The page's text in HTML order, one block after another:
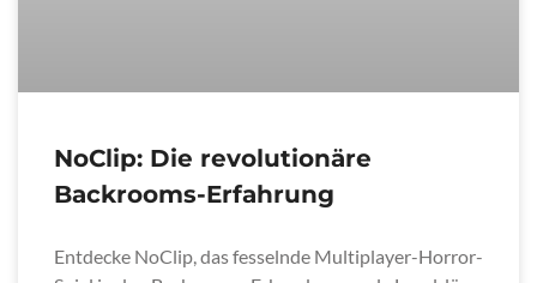
NoClip: Die revolutionäre
Backrooms-Erfahrung
Entdecke NoClip, das fesselnde Multiplayer-Horror-